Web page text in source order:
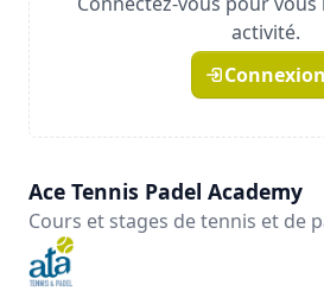
activité.
Connexion
Ace Tennis Padel Academy
Cours et stages de tennis et de